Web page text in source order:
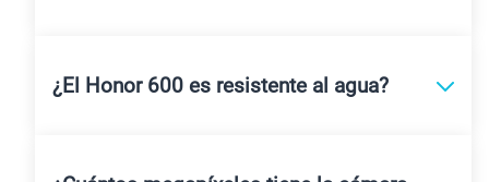
¿El Honor 600 es resistente al agua?